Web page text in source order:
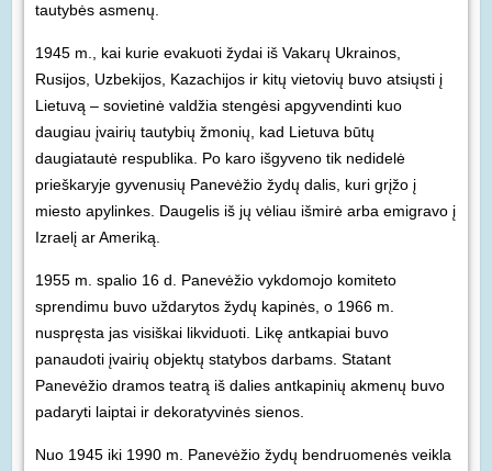
tautybės asmenų.
1945 m., kai kurie evakuoti žydai iš Vakarų Ukrainos,
Rusijos, Uzbekijos, Kazachijos ir kitų vietovių buvo atsiųsti į
Lietuvą – sovietinė valdžia stengėsi apgyvendinti kuo
daugiau įvairių tautybių žmonių, kad Lietuva būtų
daugiatautė respublika. Po karo išgyveno tik nedidelė
prieškaryje gyvenusių Panevėžio žydų dalis, kuri grįžo į
miesto apylinkes. Daugelis iš jų vėliau išmirė arba emigravo į
Izraelį ar Ameriką.
1955 m. spalio 16 d. Panevėžio vykdomojo komiteto
sprendimu buvo uždarytos žydų kapinės, o 1966 m.
nuspręsta jas visiškai likviduoti. Likę antkapiai buvo
panaudoti įvairių objektų statybos darbams. Statant
Panevėžio dramos teatrą iš dalies antkapinių akmenų buvo
padaryti laiptai ir dekoratyvinės sienos.
Nuo 1945 iki 1990 m. Panevėžio žydų bendruomenės veikla